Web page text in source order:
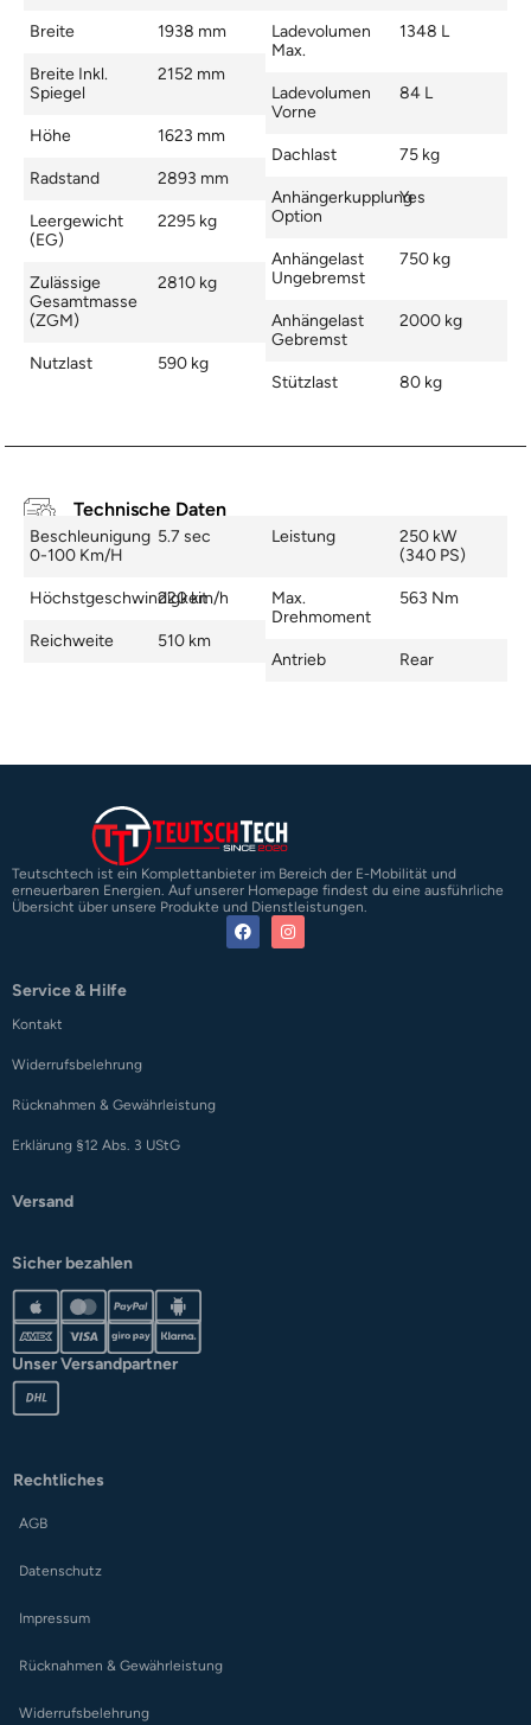
Breite 1938 mm
Breite Inkl.
Spiegel
2152 mm
Höhe 1623 mm
Radstand 2893 mm
Leergewicht
(EG)
2295 kg
Zulässige
Gesamtmasse
(zGM)
2810 kg
Nutzlast 590 kg
Ladevolumen
Max.
1348 L
Ladevolumen
Vorne
84 L
Dachlast 75 kg
Anhängerkupplung
Option
Yes
Anhängelast
Ungebremst
750 kg
Anhängelast
Gebremst
2000 kg
Stützlast 80 kg
Technische Daten
Beschleunigung
0-100 Km/h
5.7 sec
Höchstgeschwindigkeit
220 km/h
Reichweite 510 km
Leistung
250 kW
(340 PS)
Max.
Drehmoment
563 Nm
Antrieb Rear
Teutschtech ist ein Komplettanbieter im Bereich der E-Mobilität und
erneuerbaren Energien. Auf unserer Homepage findest du eine ausführliche
Übersicht über unsere Produkte und Dienstleistungen.
Service & Hilfe
Kontakt
Widerrufsbelehrung
Rücknahmen & Gewährleistung
Erklärung §12 Abs. 3 UStG
Versand
Sicher bezahlen
Unser Versandpartner
Rechtliches
AGB
Datenschutz
Impressum
Rücknahmen & Gewährleistung
Widerrufsbelehrung